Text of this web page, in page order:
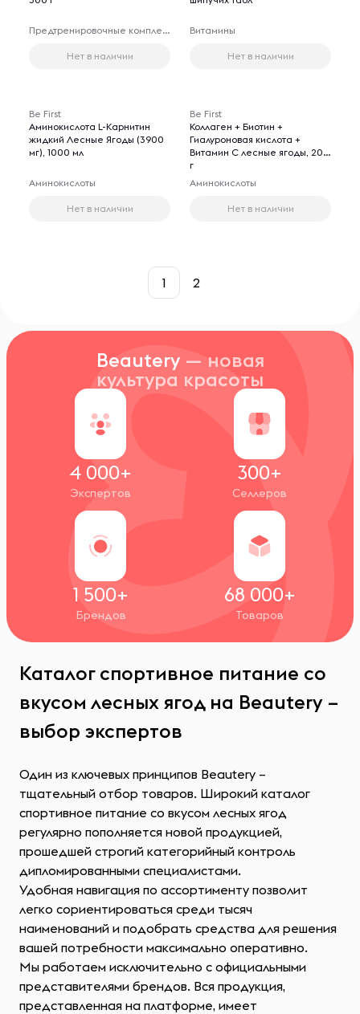
Предтренировочные комплексы
Нет в наличии
Витамины
Нет в наличии
Be First
Аминокислота L-Карнитин
жидкий Лесные Ягоды (3900
мг), 1000 мл
Аминокислоты
Нет в наличии
Be First
Коллаген + Биотин +
Гиалуроновая кислота +
Витамин С лесные ягоды, 200
г
Аминокислоты
Нет в наличии
1 2
Beautery — новая
культура красоты
4 000+
Экспертов
300+
Селлеров
1 500+
Брендов
68 000+
Товаров
Каталог спортивное питание со
вкусом лесных ягод на Beautery –
выбор экспертов
Один из ключевых принципов Beautery –
тщательный отбор товаров. Широкий каталог
спортивное питание со вкусом лесных ягод
регулярно пополняется новой продукцией,
прошедшей строгий категорийный контроль
дипломированными специалистами.
Удобная навигация по ассортименту позволит
легко сориентироваться среди тысяч
наименований и подобрать средства для решения
вашей потребности максимально оперативно.
Мы работаем исключительно с официальными
представителями брендов. Вся продукция,
представленная на платформе, имеет